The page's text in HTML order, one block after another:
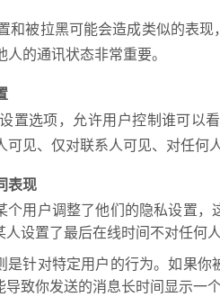
和被拉黑可能会造成类似的表
的通讯状态非常重要。
置选项，允许用户控制谁可
见、仅对联系人可见、对任何
表现
个用户调整了他们的隐私设置
设置了最后在线时间不对任何
是针对特定用户的行为。如果
致你发送的消息长时间显示一